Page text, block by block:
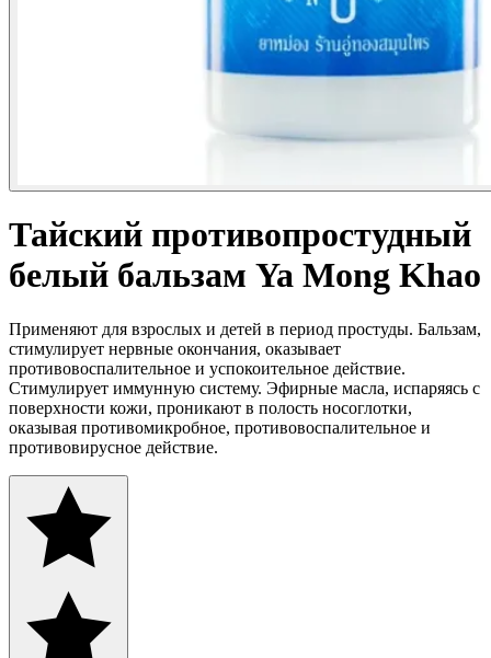
Тайский противопростудный
белый бальзам Ya Mong Khao
Применяют для взрослых и детей в период простуды. Бальзам,
стимулирует нервные окончания, оказывает
противовоспалительное и успокоительное действие.
Стимулирует иммунную систему. Эфирные масла, испаряясь с
поверхности кожи, проникают в полость носоглотки,
оказывая противомикробное, противовоспалительное и
противовирусное действие.